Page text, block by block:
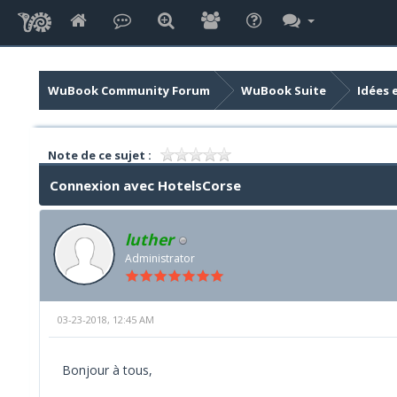
WuBook Community Forum WuBook Suite Idées
Note de ce sujet :
Connexion avec HotelsCorse
luther
Administrator
03-23-2018, 12:45 AM
Bonjour à tous,